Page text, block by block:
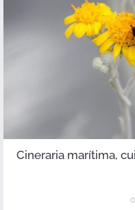
Cineraria marítima,